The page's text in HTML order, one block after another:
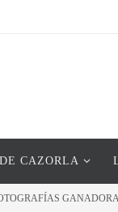
CAZORLA